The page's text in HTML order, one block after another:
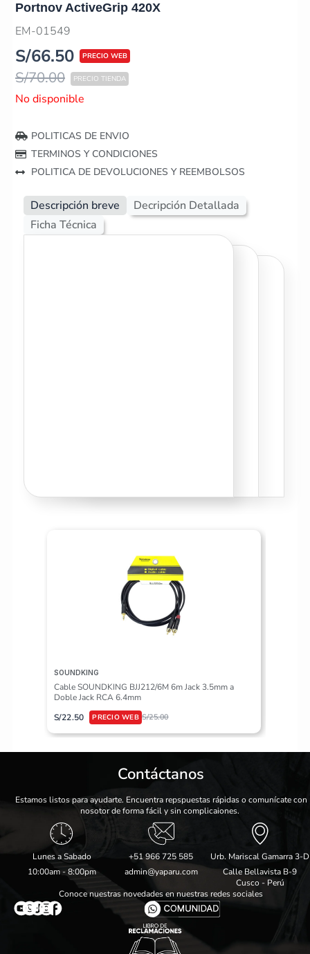
Portnov ActiveGrip 420X
EM-01549
S/70.00
S/66.50
No disponible
POLITICAS DE ENVIO
TERMINOS Y CONDICIONES
POLITICA DE DEVOLUCIONES Y REEMBOLSOS
Descripción breve
Decripción Detallada
Ficha Técnica
SOUNDKING
Cable SOUNDKING BJJ212/6M 6m Jack 3.5mm a
Doble Jack RCA 6.4mm
S/25.00
S/22.50
Contáctanos
Estamos listos para ayudarte. Encuentra repspuestas rápidas o comunícate con
nosotor de forma fácil y sin complicaiones.
Lunes a Sabado
10:00am - 8:00pm
+51 966 725 585
admin@yaparu.com
Urb. Mariscal Gamarra 3-D
Calle Bellavista B-9
Cusco - Perú
Conoce nuestras novedades en nuestras redes sociales